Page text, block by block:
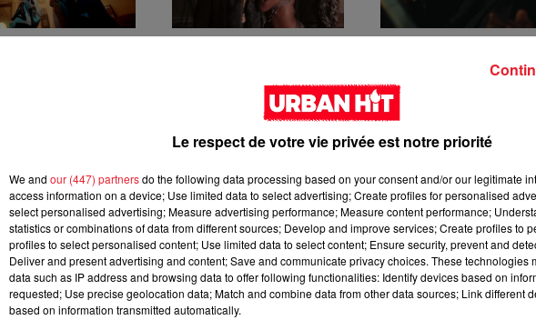
Nov‬ -
(feat. RSKO)
interlude Yorssy
- Isaka II (6am)
Tems, Omah
Thukuthela &
Siaka & Dr. Yaro - Les
Limites
Kore & Zamdane -
Dalí
Le respect de votre vie privée est notre priorité
We and our (447) partnersdo the following data processing based on your consent and/or our legitimate
access information on a device; Use limited data to select advertising; Create profiles for personalised
select personalised advertising; Measure advertising performance; Measure content performance;
statistics or combinations of data from different sources; Develop and improve services; Create profiles to
profiles to select personalised content; Use limited data to select content; Ensure security, prevent and
Deliver and present advertising and content; Save and communicate privacy choices. These technologies
data such as IP address and browsing data to offer following functionalities: Identify devices based on
requested; Use precise geolocation data; Match and combine data from other data sources; Link different
based on information transmitted automatically.